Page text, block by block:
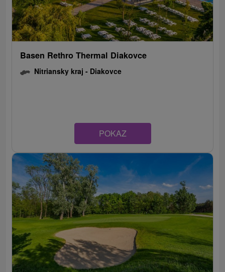
Basen Rethro Thermal Diakovce
Nitriansky kraj - Diakovce
POKAZ